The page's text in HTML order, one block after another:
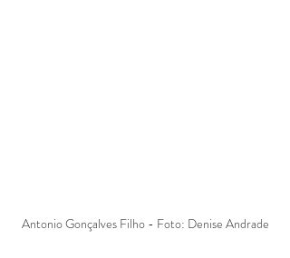
Antonio Gonçalves Filho - Foto: Denise Andrade